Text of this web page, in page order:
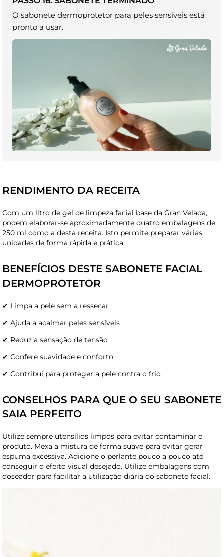
O sabonete dermoprotetor para peles sensíveis está
pronto a usar.
RENDIMENTO DA RECEITA
Com um litro de gel de limpeza facial base da Gran Velada,
podem elaborar-se aproximadamente quatro embalagens de
250 ml como a desta receita. Isto permite preparar várias
unidades de forma rápida e prática.
BENEFÍCIOS DESTE SABONETE FACIAL
DERMOPROTETOR
✔ Limpa a pele sem a ressecar
✔ Ajuda a acalmar peles sensíveis
✔ Reduz a sensação de tensão
✔ Confere suavidade e conforto
✔ Contribui para proteger a pele contra o frio
CONSELHOS PARA QUE O SEU SABONETE
SAIA PERFEITO
Utilize sempre utensílios limpos para evitar contaminar o
produto. Mexa a mistura de forma suave para evitar gerar
espuma excessiva. Adicione o perlante pouco a pouco até
conseguir o efeito visual desejado. Utilize embalagens com
doseador para facilitar a utilização diária do sabonete facial.